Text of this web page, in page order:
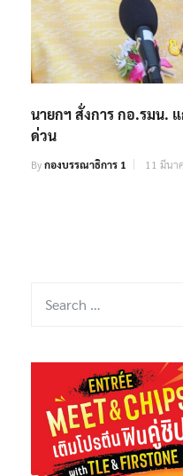
นายกฯ สั่งการ กอ.รมน.
ด่วน
Byกองบรรณาธิการ 1 11 มีนา